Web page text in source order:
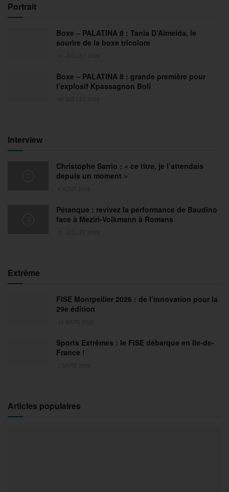
Portrait
Boxe – PALATINA 8 : Tania D’Almeida, le
sourire de la boxe tricolore
Boxe – PALATINA 8 : grande première pour
l’explosif Kpassagnon Boli
Interview
Christophe Sarrio : « ce titre, je l’attendais
depuis un moment »
Pétanque : revivez la performance de Baudino
face à Meziri-Volkmann à Romans
Extrême
FISE Montpellier 2026 : de l’innovation pour la
29e édition
Sports Extrêmes : le FISE débarque en Ile-de-
France !
Articles populaires